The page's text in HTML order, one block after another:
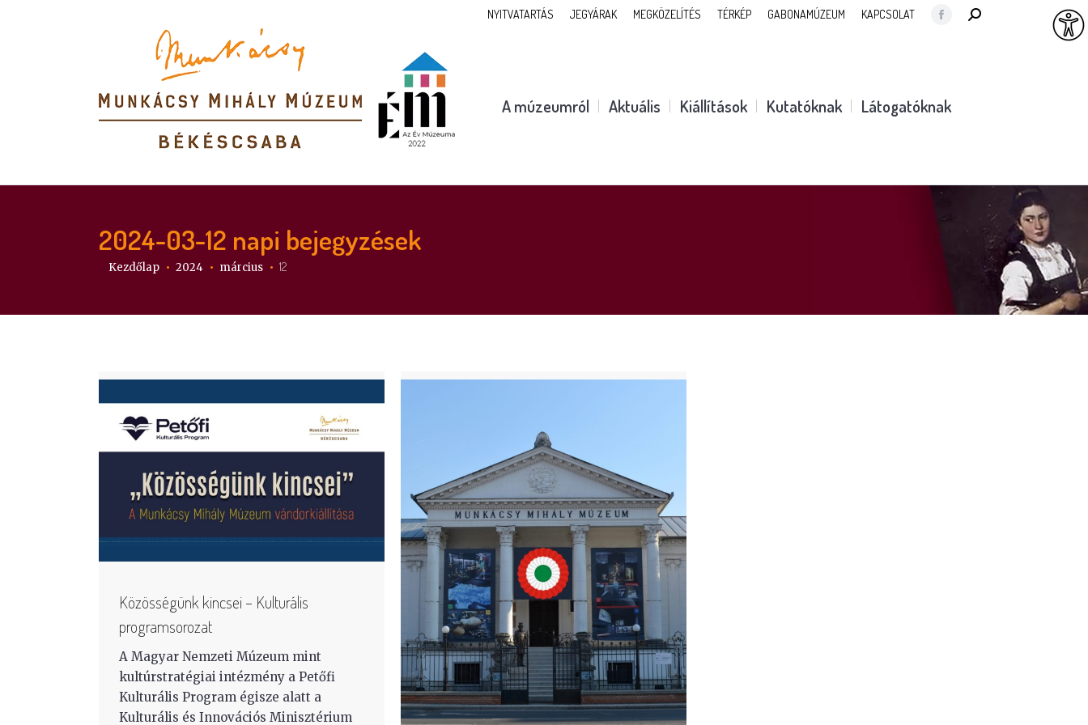
NYITVATARTÁS JEGYÁRAK MEGKÖZELÍTÉS TÉRKÉP GABONAMÚZEUM KAPCSOLAT
Facebook
new
SEARCH:
A múzeumról Aktuális Kiállítások Kutatóknak Látogatóknak
2024-03-12 napi bejegyzések
Itt vagy:
Kezdőlap 2024 március 12
Közösségünk kincsei – Kulturális
programsorozat
A Magyar Nemzeti Múzeum mint
kultúrstratégiai intézmény a Petőfi
Kulturális Program égisze alatt a
Kulturális és Innovációs Minisztérium